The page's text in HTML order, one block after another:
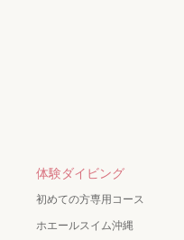
体験ダイビング
初めての方専用コース
ホエールスイム沖縄